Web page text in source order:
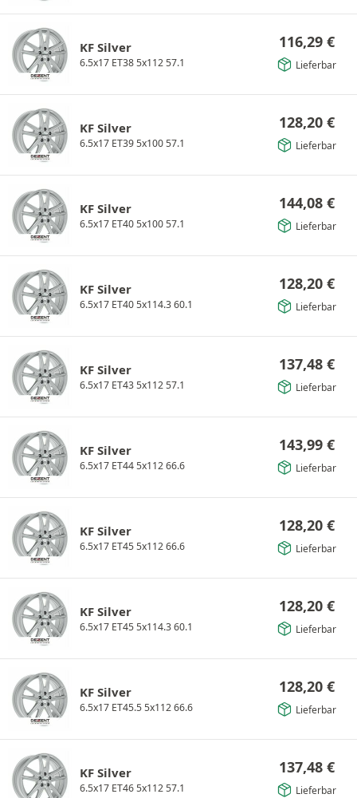
KF Silver
6.5x17 ET38 5x112 57.1
116,29 €
Lieferbar
KF Silver
6.5x17 ET39 5x100 57.1
128,20 €
Lieferbar
KF Silver
6.5x17 ET40 5x100 57.1
144,08 €
Lieferbar
KF Silver
6.5x17 ET40 5x114.3 60.1
128,20 €
Lieferbar
KF Silver
6.5x17 ET43 5x112 57.1
137,48 €
Lieferbar
KF Silver
6.5x17 ET44 5x112 66.6
143,99 €
Lieferbar
KF Silver
6.5x17 ET45 5x112 66.6
128,20 €
Lieferbar
KF Silver
6.5x17 ET45 5x114.3 60.1
128,20 €
Lieferbar
KF Silver
6.5x17 ET45.5 5x112 66.6
128,20 €
Lieferbar
KF Silver
6.5x17 ET46 5x112 57.1
137,48 €
Lieferbar